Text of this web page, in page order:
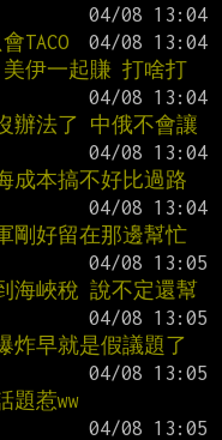
TACO
伊一起賺 打啥打
辦法了 中俄不會讓
成本搞不好比過路
剛好留在那邊幫忙
海峽稅 說不定還幫
炸早就是假議題了
題惹ww